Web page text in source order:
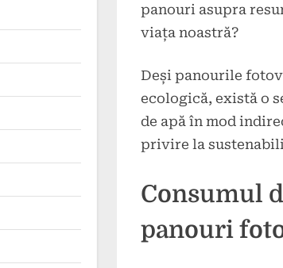
panouri asupra
viața noastră?
Deși panourile
ecologică, există o
de apă în mod
privire la
Consumul
panouri